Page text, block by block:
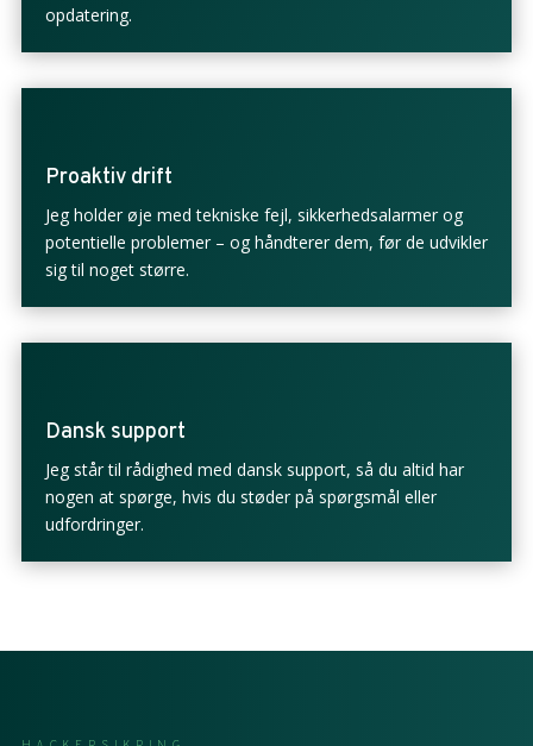
opdatering.
Proaktiv drift
Jeg holder øje med tekniske fejl, sikkerhedsalarmer og
potentielle problemer – og håndterer dem, før de udvikler
sig til noget større.
Dansk support
Jeg står til rådighed med dansk support, så du altid har
nogen at spørge, hvis du støder på spørgsmål eller
udfordringer.